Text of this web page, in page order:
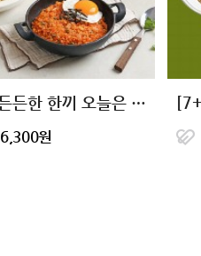
[1+1+1] 든든한 한끼 오늘은 현미밥 17종
6,300원